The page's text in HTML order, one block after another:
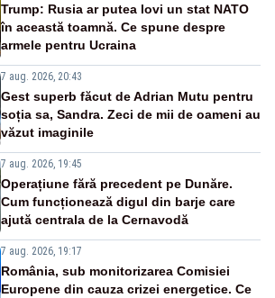
Trump: Rusia ar putea lovi un stat NATO
în această toamnă. Ce spune despre
armele pentru Ucraina
7 aug. 2026, 20:43
Gest superb făcut de Adrian Mutu pentru
soția sa, Sandra. Zeci de mii de oameni au
văzut imaginile
7 aug. 2026, 19:45
Operațiune fără precedent pe Dunăre.
Cum funcționează digul din barje care
ajută centrala de la Cernavodă
7 aug. 2026, 19:17
România, sub monitorizarea Comisiei
Europene din cauza crizei energetice. Ce